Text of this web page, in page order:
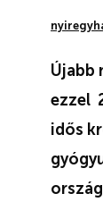
Újabb
ezzel
idős